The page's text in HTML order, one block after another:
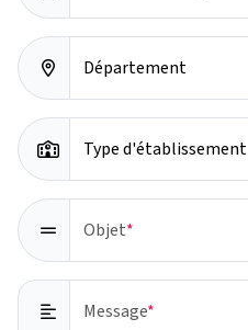
Département
Type d'établissement
Objet
Message